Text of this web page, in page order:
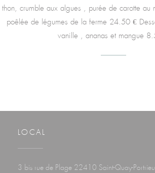
thon, crumble aux algues , purée de carotte au
poêlée de légumes de la ferme 24.50 €
vanille , ananas et mangue
LOCAL
3 bis rue de Plage 22410 Saint-Quay-